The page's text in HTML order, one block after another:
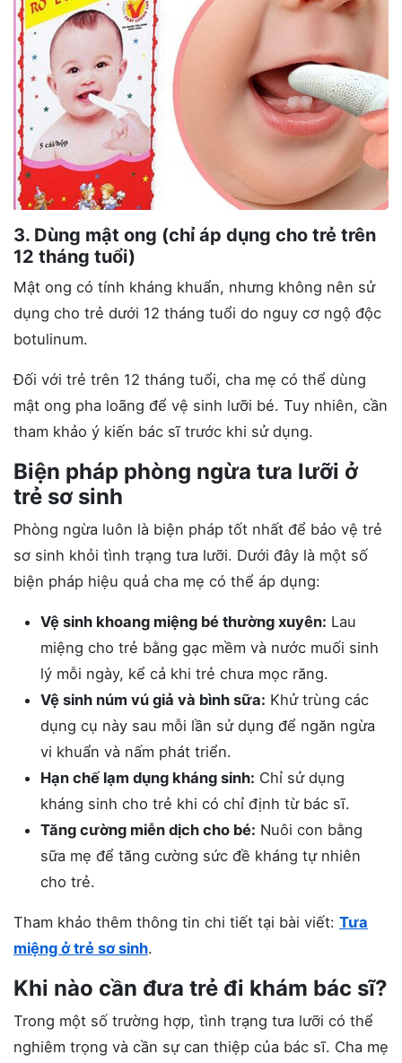
3. Dùng mật ong (chỉ áp dụng cho trẻ trên
12 tháng tuổi)
Mật ong có tính kháng khuẩn, nhưng không nên sử
dụng cho trẻ dưới 12 tháng tuổi do nguy cơ ngộ độc
botulinum.
Đối với trẻ trên 12 tháng tuổi, cha mẹ có thể dùng
mật ong pha loãng để vệ sinh lưỡi bé. Tuy nhiên, cần
tham khảo ý kiến bác sĩ trước khi sử dụng.
Biện pháp phòng ngừa tưa lưỡi ở
trẻ sơ sinh
Phòng ngừa luôn là biện pháp tốt nhất để bảo vệ trẻ
sơ sinh khỏi tình trạng tưa lưỡi. Dưới đây là một số
biện pháp hiệu quả cha mẹ có thể áp dụng:
Vệ sinh khoang miệng bé thường xuyên: Lau
miệng cho trẻ bằng gạc mềm và nước muối sinh
lý mỗi ngày, kể cả khi trẻ chưa mọc răng.
Vệ sinh núm vú giả và bình sữa: Khử trùng các
dụng cụ này sau mỗi lần sử dụng để ngăn ngừa
vi khuẩn và nấm phát triển.
Hạn chế lạm dụng kháng sinh: Chỉ sử dụng
kháng sinh cho trẻ khi có chỉ định từ bác sĩ.
Tăng cường miễn dịch cho bé: Nuôi con bằng
sữa mẹ để tăng cường sức đề kháng tự nhiên
cho trẻ.
Tham khảo thêm thông tin chi tiết tại bài viết: Tưa
miệng ở trẻ sơ sinh.
Khi nào cần đưa trẻ đi khám bác sĩ?
Trong một số trường hợp, tình trạng tưa lưỡi có thể
nghiêm trọng và cần sự can thiệp của bác sĩ. Cha mẹ